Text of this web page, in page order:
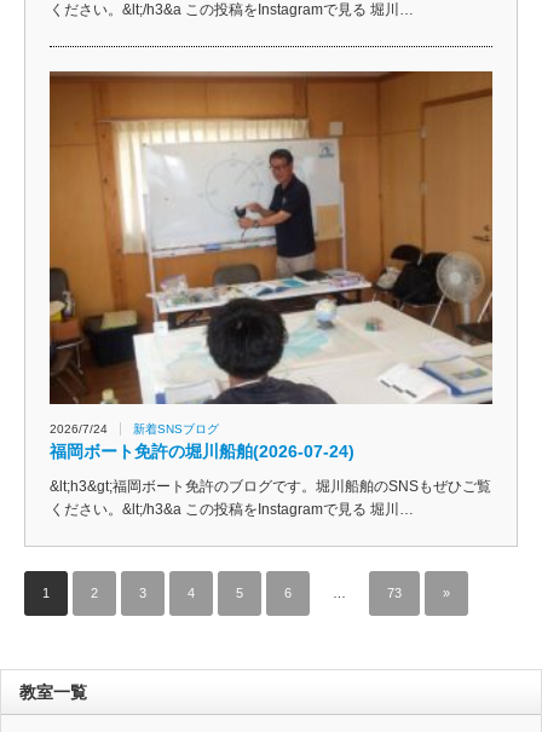
ください。&lt;/h3&a この投稿をInstagramで見る 堀川…
2026/7/24 新着SNSブログ
福岡ボート免許の堀川船舶(2026-07-24)
&lt;h3&gt;福岡ボート免許のブログです。堀川船舶のSNSもぜひご覧
ください。&lt;/h3&a この投稿をInstagramで見る 堀川…
1 2 3 4 5 6 73 »
教室一覧